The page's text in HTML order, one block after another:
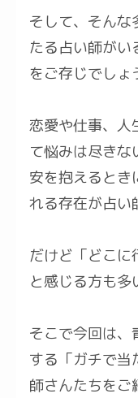
そして、そんな
たる占い師がい
をご存じでしょ
恋愛や仕事、人
て悩みは尽き
安を抱えるとき
れる存在が占い
だけど「どこ
と感じる方も多
そこで今回は、
する「ガチで当
師さんたちをご